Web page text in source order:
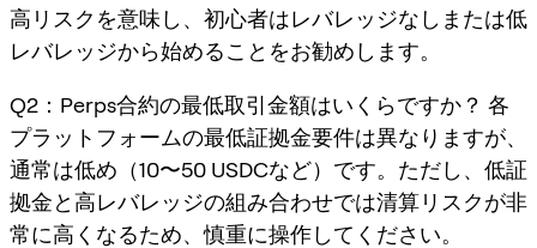
高リスクを意味し、初心者はレバレッジなしまたは低
レバレッジから始めることをお勧めします。
Q2：Perps合約の最低取引金額はいくらですか？ 各
プラットフォームの最低証拠金要件は異なりますが、
通常は低め（10〜50 USDCなど）です。ただし、低証
拠金と高レバレッジの組み合わせでは清算リスクが非
常に高くなるため、慎重に操作してください。